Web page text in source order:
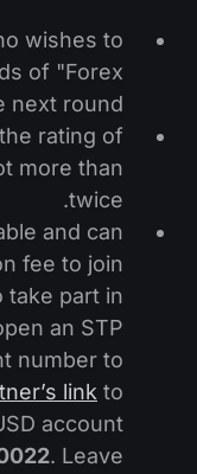
wishes to
of "Forex
next round.
rating of
more than
twice.
and can
fee to join
take part in
an STP
number to
link to
account
. Leave